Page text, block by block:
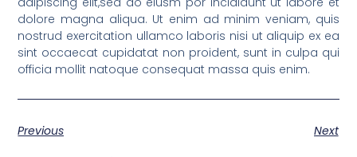
dolore magna aliqua. Ut enim ad minim veniam, quis
nostrud exercitation ullamco laboris nisi ut aliquip ex ea
sint occaecat cupidatat non proident, sunt in culpa qui
officia mollit natoque consequat massa quis enim.
Previous Next